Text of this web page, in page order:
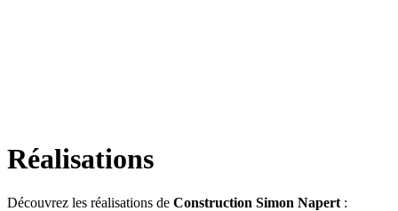
Réalisations
Découvrez les réalisations de Construction Simon Napert :